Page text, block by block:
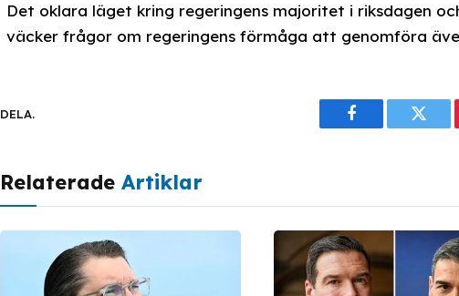
Det oklara läget kring regeringens majoritet i riksdagen
väcker frågor om regeringens förmåga att genomföra
DELA.
Facebook
Relaterade Artiklar